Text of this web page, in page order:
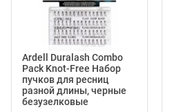
Ardell Duralash Combo
Pack Knot-Free Набор
пучков для ресниц
разной длины, черные
безузелковые